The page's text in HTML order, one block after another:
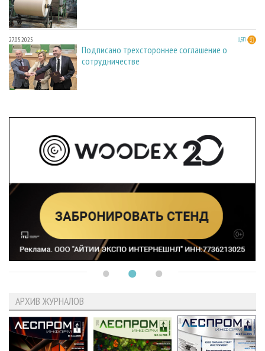
27.05.2025 ЦБП
Подписано трехстороннее соглашение о
сотрудничестве
АРХИВ ЖУРНАЛОВ